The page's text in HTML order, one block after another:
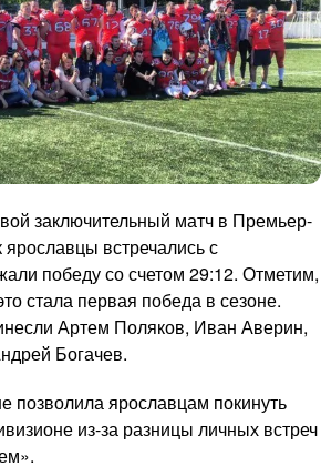
заключительный матч в Премьер-
ярославцы встречались с
победу со счетом 29:12. Отметим,
стала первая победа в сезоне.
Артем Поляков, Иван Аверин,
Богачев.
позволила ярославцам покинуть
из-за разницы личных встреч